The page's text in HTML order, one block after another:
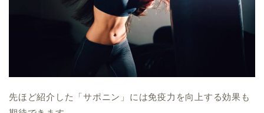
先ほど紹介した「サポニン」には免疫力を向上する効果も